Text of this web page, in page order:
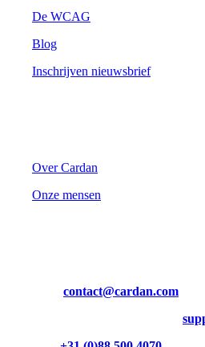
De WCAG
Blog
Inschrijven nieuwsbrief
Over Cardan
Onze mensen
contact@cardan.com